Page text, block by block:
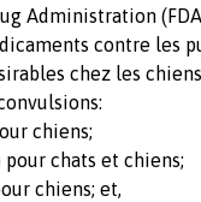
Administration
contre les
chez les
chiens;
chats et chiens;
chiens; et,